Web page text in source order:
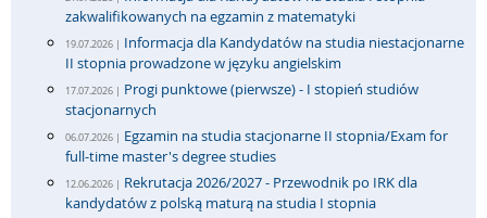
zakwalifikowanych na egzamin z matematyki
19.07.2026 | Informacja dla Kandydatów na studia niestacjonarne
II stopnia prowadzone w języku angielskim
17.07.2026 | Progi punktowe (pierwsze) - I stopień studiów
stacjonarnych
06.07.2026 | Egzamin na studia stacjonarne II stopnia/Exam for
full-time master's degree studies
12.06.2026 | Rekrutacja 2026/2027 - Przewodnik po IRK dla
kandydatów z polską maturą na studia I stopnia